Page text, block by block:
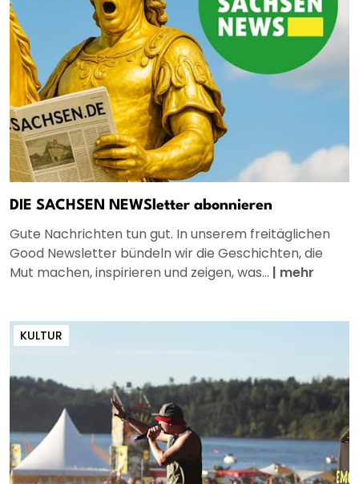
DIE SACHSEN NEWSletter abonnieren
Gute Nachrichten tun gut. In unserem freitäglichen
Good Newsletter bündeln wir die Geschichten, die
Mut machen, inspirieren und zeigen, was... | mehr
KULTUR